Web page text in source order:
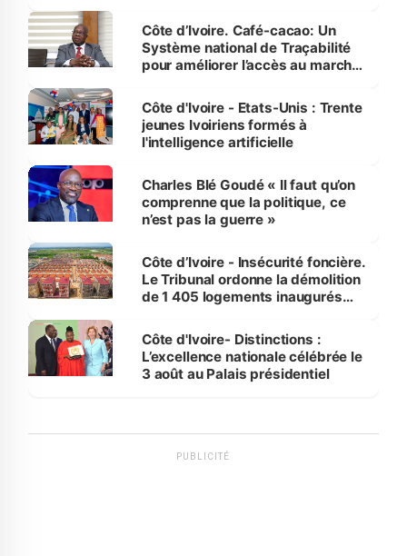
Côte d’Ivoire. Café-cacao: Un
Système national de Traçabilité
pour améliorer l’accès au marché
Côte d'Ivoire - Etats-Unis : Trente
jeunes Ivoiriens formés à
l'intelligence artificielle
Charles Blé Goudé « Il faut qu’on
comprenne que la politique, ce
n’est pas la guerre »
Côte d’Ivoire - Insécurité foncière.
Le Tribunal ordonne la démolition
de 1 405 logements inaugurés
Bassam
Côte d'Ivoire- Distinctions :
L’excellence nationale célébrée le
3 août au Palais présidentiel
PUBLICITÉ